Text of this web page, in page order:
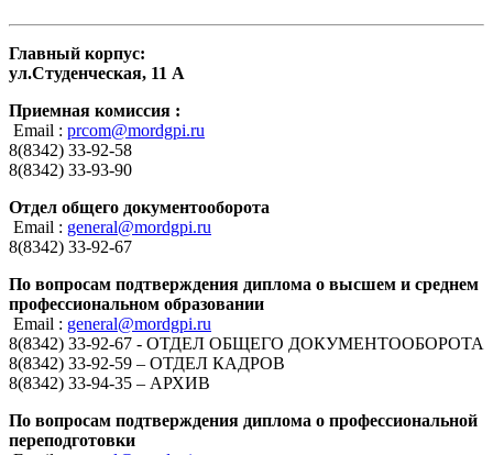
Главный корпус:
ул.Студенческая, 11 А
Приемная комиссия :
Email : prcom@mordgpi.ru
8(8342) 33-92-58
8(8342) 33-93-90
Отдел общего документооборота
Email : general@mordgpi.ru
8(8342) 33-92-67
По вопросам подтверждения диплома о высшем и среднем
профессиональном образовании
Email : general@mordgpi.ru
8(8342) 33-92-67 - ОТДЕЛ ОБЩЕГО ДОКУМЕНТООБОРОТА
8(8342) 33-92-59 – ОТДЕЛ КАДРОВ
8(8342) 33-94-35 – АРХИВ
По вопросам подтверждения диплома о профессиональной
переподготовки